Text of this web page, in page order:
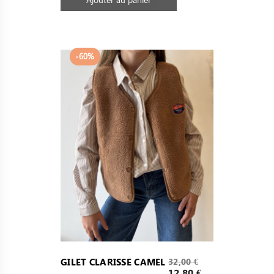
GILET CLARISSE CAMEL Prix
32,00 €
-60%